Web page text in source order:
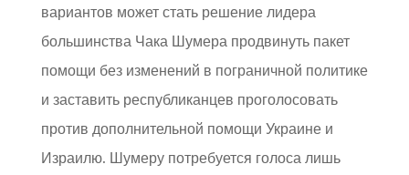
вариантов может стать решение лидера
большинства Чака Шумера продвинуть пакет
помощи без изменений в пограничной политике
и заставить республиканцев проголосовать
против дополнительной помощи Украине и
Израилю. Шумеру потребуется голоса лишь